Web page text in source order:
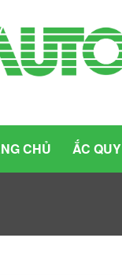
CHỦ ẮC QUY